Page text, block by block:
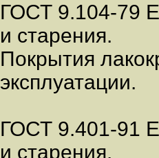
ГОСТ 9.104-79
и старения.
Покрытия
эксплуатации.
ГОСТ 9.401-91
и старения.